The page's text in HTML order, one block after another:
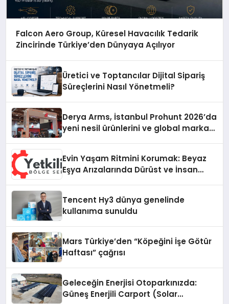
Falcon Aero Group, Küresel Havacılık Tedarik
Zincirinde Türkiye’den Dünyaya Açılıyor
Üretici ve Toptancılar Dijital Sipariş
Süreçlerini Nasıl Yönetmeli?
Derya Arms, İstanbul Prohunt 2026’da
yeni nesil ürünlerini ve global marka
Evin Yaşam Ritmini Korumak: Beyaz
Eşya Arızalarında Dürüst ve İnsan
Tencent Hy3 dünya genelinde
kullanıma sunuldu
Mars Türkiye’den “Köpeğini İşe Götür
Haftası” çağrısı
Geleceğin Enerjisi Otoparkınızda:
Güneş Enerjili Carport (Solar